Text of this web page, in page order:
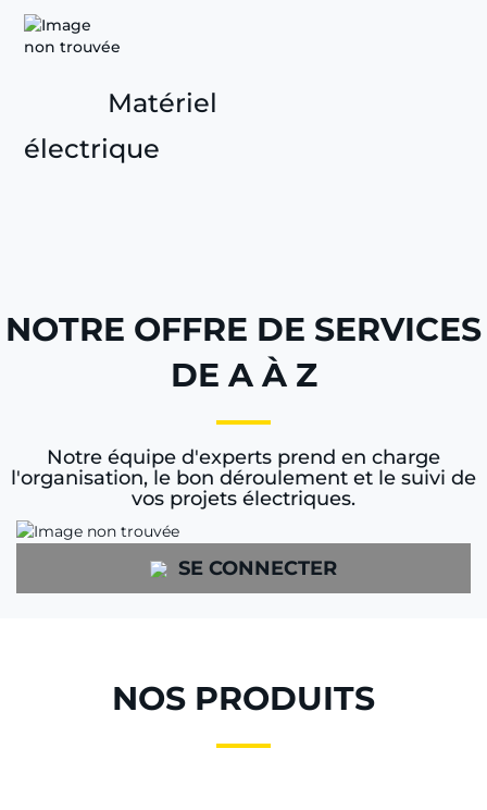
Matériel
électrique
NOTRE OFFRE DE SERVICES
DE A À Z
Notre équipe d'experts prend en charge
l'organisation, le bon déroulement et le suivi de
vos projets électriques.
SE CONNECTER
NOS PRODUITS